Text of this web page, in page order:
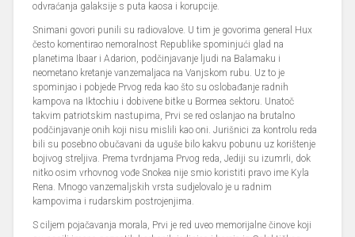
odvraćanja galaksije s puta kaosa i korupcije.
Snimani govori punili su radiovalove. U tim je govorima general Hux
često komentirao nemoralnost Republike spominjući glad na
planetima Ibaar i Adarion, podčinjavanje ljudi na Balamaku i
neometano kretanje vanzemaljaca na Vanjskom rubu. Uz to je
spominjao i pobjede Prvog reda kao što su oslobađanje radnih
kampova na Iktochiu i dobivene bitke u Bormea sektoru. Unatoč
takvim patriotskim nastupima, Prvi se red oslanjao na brutalno
podčinjavanje onih koji nisu mislili kao oni. Jurišnici za kontrolu reda
bili su posebno obučavani da uguše bilo kakvu pobunu uz korištenje
bojivog streljiva. Prema tvrdnjama Prvog reda, Jediji su izumrli, dok
nitko osim vrhovnog vođe Snokea nije smio koristiti pravo ime Kyla
Rena. Mnogo vanzemaljskih vrsta sudjelovalo je u radnim
kampovima i rudarskim postrojenjima.
S ciljem pojačavanja morala, Prvi je red uveo memorijalne činove koji